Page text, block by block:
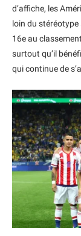
d’affiche, les
loin du stéréotype
16e au
surtout qu’il
qui continue de